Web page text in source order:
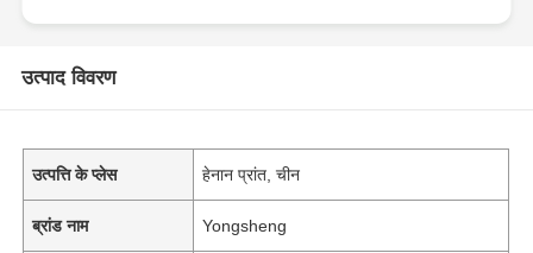
उत्पाद विवरण
उत्पत्ति के प्लेस हेनान प्रांत, चीन
ब्रांड नाम Yongsheng